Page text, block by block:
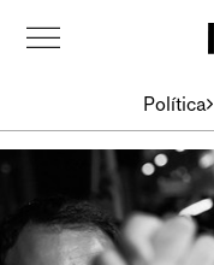
Política